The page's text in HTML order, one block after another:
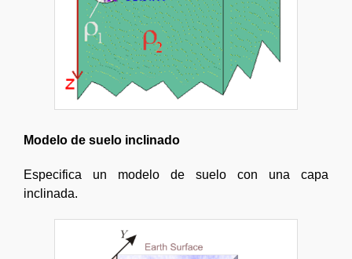
Modelo de suelo inclinado
Especifica un modelo de suelo con una capa
inclinada.